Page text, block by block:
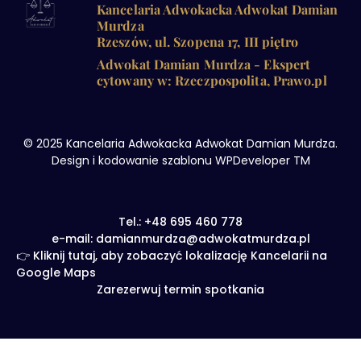
Kancelaria Adwokacka Adwokat Damian
Murdza
Rzeszów, ul. Szopena 17, III piętro
Adwokat Damian Murdza - Ekspert
cytowany w: Rzeczpospolita, Prawo.pl
© 2025 Kancelaria Adwokacka Adwokat Damian Murdza.
Design i kodowanie szablonu WPDeveloper TM
Tel.: +48 695 460 778
e-mail: damianmurdza@adwokatmurdza.pl
👉 Kliknij tutaj, aby zobaczyć lokalizację Kancelarii na
Google Maps
Zarezerwuj termin spotkania